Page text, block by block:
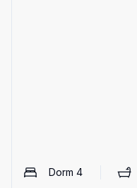
Dorm 4